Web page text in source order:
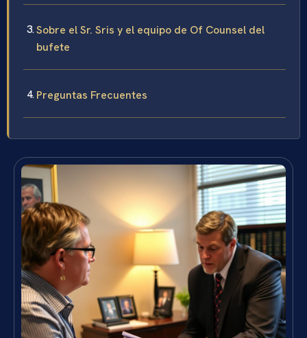
Sobre el Sr. Sris y el equipo de Of Counsel del
bufete
Preguntas Frecuentes